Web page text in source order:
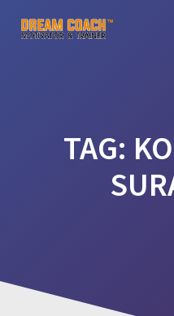
TAG: